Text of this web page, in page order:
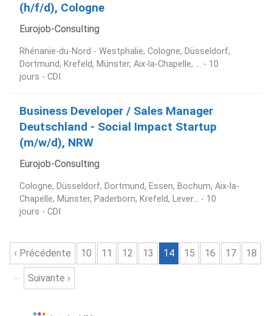
(h/f/d), Cologne
Eurojob-Consulting
Rhénanie-du-Nord - Westphalie, Cologne, Düsseldorf,
Dortmund, Krefeld, Münster, Aix-la-Chapelle, ... - 10
jours - CDI
Business Developer / Sales Manager
Deutschland - Social Impact Startup
(m/w/d), NRW
Eurojob-Consulting
Cologne, Düsseldorf, Dortmund, Essen, Bochum, Aix-la-
Chapelle, Münster, Paderborn, Krefeld, Lever... - 10
jours - CDI
‹ Précédente 10 11 12 13 14 15 16 17
18
...
Suivante ›